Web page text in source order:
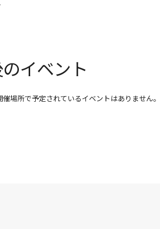
イベント
催場所で予定されているイベントはありません